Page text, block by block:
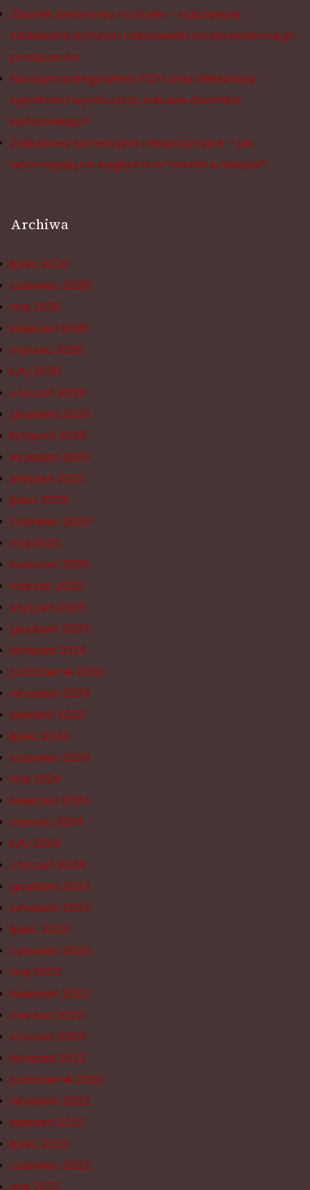
Zbiornik betonowy na ścieki – najczęściej
zadawane pytania i odpowiedzi od sprawdzonego
producenta
Na czym polega atest PZH oraz deklaracją
zgodności wyrobu przy zakupie zbiornika
betonowego?
Zabudowy komercyjne i ekspozycyjne – jak
wpomagają na wygląd oraz handel w sklepie?
Archiwa
lipiec 2026
czerwiec 2026
maj 2026
kwiecień 2026
marzec 2026
luty 2026
styczeń 2026
grudzień 2025
listopad 2025
wrzesień 2025
sierpień 2025
lipiec 2025
czerwiec 2025
maj 2025
kwiecień 2025
marzec 2025
styczeń 2025
grudzień 2024
listopad 2024
październik 2024
wrzesień 2024
sierpień 2024
lipiec 2024
czerwiec 2024
maj 2024
kwiecień 2024
marzec 2024
luty 2024
styczeń 2024
grudzień 2023
wrzesień 2023
lipiec 2023
czerwiec 2023
maj 2023
kwiecień 2023
marzec 2023
styczeń 2023
listopad 2022
październik 2022
wrzesień 2022
sierpień 2022
lipiec 2022
czerwiec 2022
maj 2022